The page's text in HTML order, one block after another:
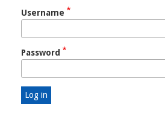
Username
Password